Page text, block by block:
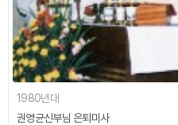
1980년대
권영균신부님 은퇴미사